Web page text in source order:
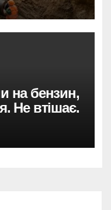
на бензин,
Не втішає.